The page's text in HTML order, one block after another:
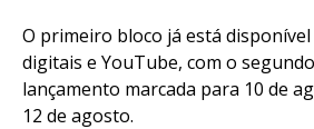
O primeiro bloco já está
digitais e YouTube, com o
lançamento marcada para 10 de
12 de agosto.